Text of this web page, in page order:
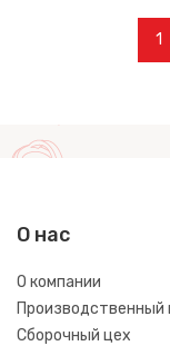
1
О нас
О компании
Производственный
Сборочный цех